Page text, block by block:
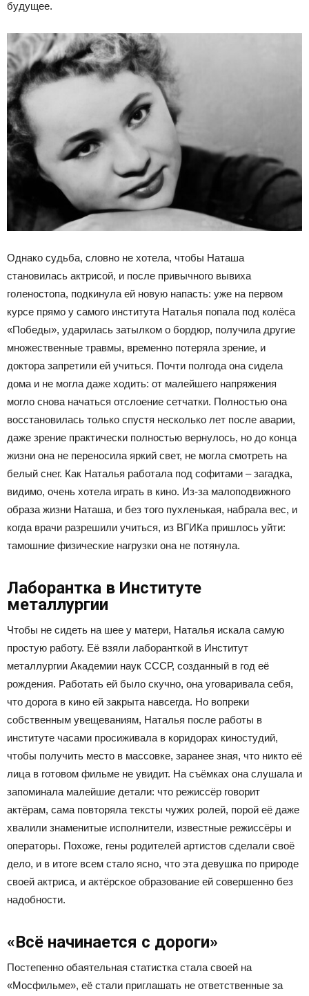
будущее.
Однако судьба, словно не хотела, чтобы Наташа
становилась актрисой, и после привычного вывиха
голеностопа, подкинула ей новую напасть: уже на первом
курсе прямо у самого института Наталья попала под колёса
«Победы», ударилась затылком о бордюр, получила другие
множественные травмы, временно потеряла зрение, и
доктора запретили ей учиться. Почти полгода она сидела
дома и не могла даже ходить: от малейшего напряжения
могло снова начаться отслоение сетчатки. Полностью она
восстановилась только спустя несколько лет после аварии,
даже зрение практически полностью вернулось, но до конца
жизни она не переносила яркий свет, не могла смотреть на
белый снег. Как Наталья работала под софитами – загадка,
видимо, очень хотела играть в кино. Из-за малоподвижного
образа жизни Наташа, и без того пухленькая, набрала вес, и
когда врачи разрешили учиться, из ВГИКа пришлось уйти:
тамошние физические нагрузки она не потянула.
Лаборантка в Институте
металлургии
Чтобы не сидеть на шее у матери, Наталья искала самую
простую работу. Её взяли лаборанткой в Институт
металлургии Академии наук СССР, созданный в год её
рождения. Работать ей было скучно, она уговаривала себя,
что дорога в кино ей закрыта навсегда. Но вопреки
собственным увещеваниям, Наталья после работы в
институте часами просиживала в коридорах киностудий,
чтобы получить место в массовке, заранее зная, что никто её
лица в готовом фильме не увидит. На съёмках она слушала и
запоминала малейшие детали: что режиссёр говорит
актёрам, сама повторяла тексты чужих ролей, порой её даже
хвалили знаменитые исполнители, известные режиссёры и
операторы. Похоже, гены родителей артистов сделали своё
дело, и в итоге всем стало ясно, что эта девушка по природе
своей актриса, и актёрское образование ей совершенно без
надобности.
«Всё начинается с дороги»
Постепенно обаятельная статистка стала своей на
«Мосфильме», её стали приглашать не ответственные за